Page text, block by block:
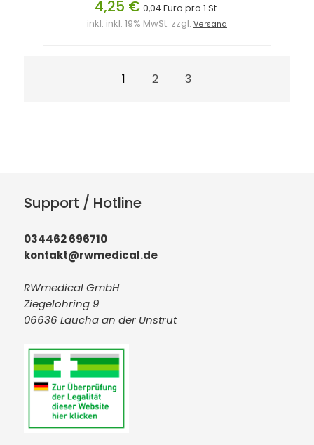
4,25 € 0,04 Euro pro 1 St.
inkl. inkl. 19% MwSt. zzgl. Versand
1 2 3
Support / Hotline
034462 696710
kontakt@rwmedical.de
RWmedical GmbH
Ziegelohring 9
06636 Laucha an der Unstrut